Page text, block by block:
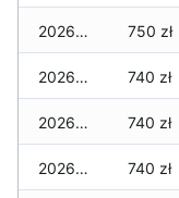
2026-01-31 750 zł
2026-01-30 740 zł
2026-01-29 740 zł
2026-01-28 740 zł